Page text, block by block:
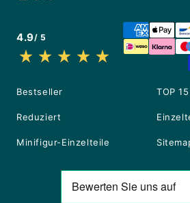
4.9/ 5
Bestseller TOP
Reduziert
Minifigur-Einzelteile